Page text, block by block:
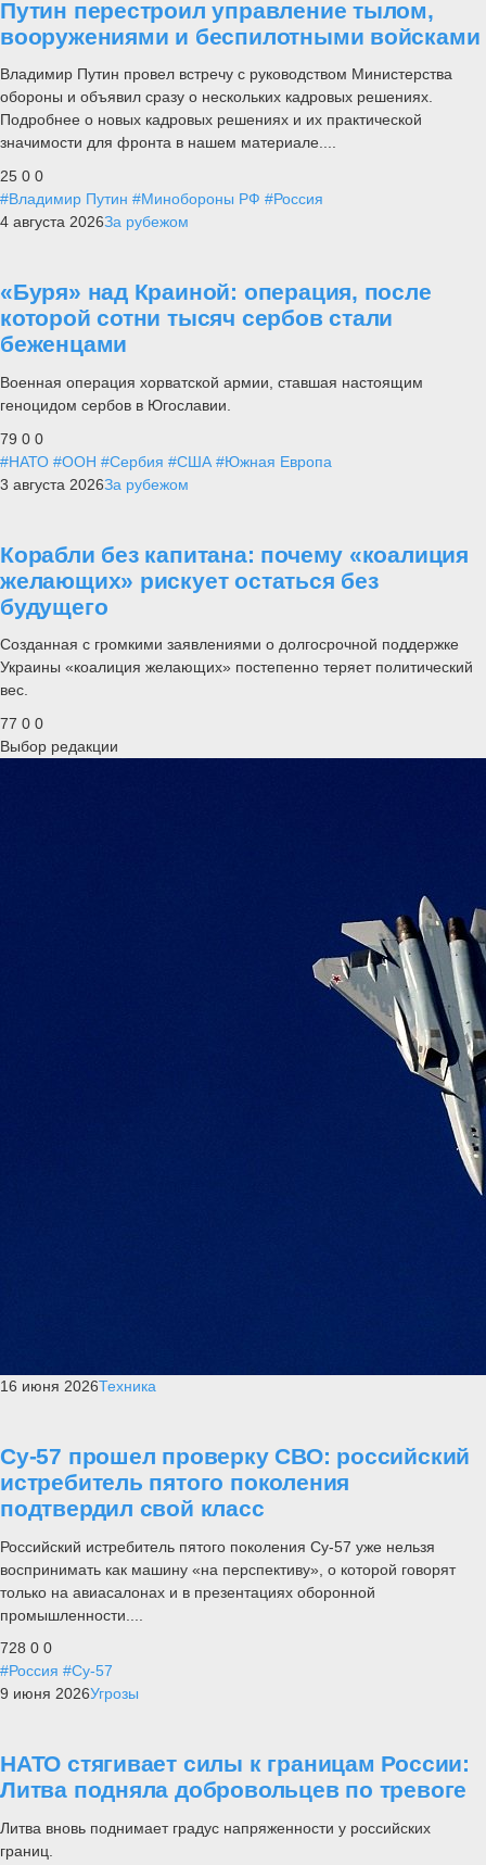
Путин перестроил управление тылом,
вооружениями и беспилотными войсками
Владимир Путин провел встречу с руководством Министерства
обороны и объявил сразу о нескольких кадровых решениях.
Подробнее о новых кадровых решениях и их практической
значимости для фронта в нашем материале....
25 0 0
#Владимир Путин #Минобороны РФ #Россия
4 августа 2026За рубежом
«Буря» над Краиной: операция, после
которой сотни тысяч сербов стали
беженцами
Военная операция хорватской армии, ставшая настоящим
геноцидом сербов в Югославии.
79 0 0
#НАТО #ООН #Сербия #США #Южная Европа
3 августа 2026За рубежом
Корабли без капитана: почему «коалиция
желающих» рискует остаться без
будущего
Созданная с громкими заявлениями о долгосрочной поддержке
Украины «коалиция желающих» постепенно теряет политический
вес.
77 0 0
Выбор редакции
16 июня 2026Техника
Су-57 прошел проверку СВО: российский
истребитель пятого поколения
подтвердил свой класс
Российский истребитель пятого поколения Су-57 уже нельзя
воспринимать как машину «на перспективу», о которой говорят
только на авиасалонах и в презентациях оборонной
промышленности....
728 0 0
#Россия #Су-57
9 июня 2026Угрозы
НАТО стягивает силы к границам России:
Литва подняла добровольцев по тревоге
Литва вновь поднимает градус напряженности у российских
границ.